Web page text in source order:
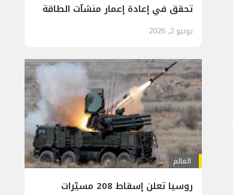
تحقق في إعادة إعمار منشآت الطاقة
يونيو 2, 2026
العالم
روسيا تعلن إسقاط 208 مسيّرات